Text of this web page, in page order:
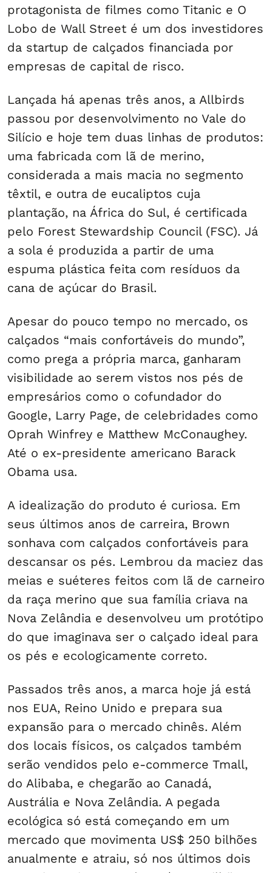
protagonista de filmes como Titanic e O
Lobo de Wall Street é um dos investidores
da startup de calçados financiada por
empresas de capital de risco.
Lançada há apenas três anos, a Allbirds
passou por desenvolvimento no Vale do
Silício e hoje tem duas linhas de produtos:
uma fabricada com lã de merino,
considerada a mais macia no segmento
têxtil, e outra de eucaliptos cuja
plantação, na África do Sul, é certificada
pelo Forest Stewardship Council (FSC). Já
a sola é produzida a partir de uma
espuma plástica feita com resíduos da
cana de açúcar do Brasil.
Apesar do pouco tempo no mercado, os
calçados “mais confortáveis do mundo”,
como prega a própria marca, ganharam
visibilidade ao serem vistos nos pés de
empresários como o cofundador do
Google, Larry Page, de celebridades como
Oprah Winfrey e Matthew McConaughey.
Até o ex-presidente americano Barack
Obama usa.
A idealização do produto é curiosa. Em
seus últimos anos de carreira, Brown
sonhava com calçados confortáveis para
descansar os pés. Lembrou da maciez das
meias e suéteres feitos com lã de carneiro
da raça merino que sua família criava na
Nova Zelândia e desenvolveu um protótipo
do que imaginava ser o calçado ideal para
os pés e ecologicamente correto.
Passados três anos, a marca hoje já está
nos EUA, Reino Unido e prepara sua
expansão para o mercado chinês. Além
dos locais físicos, os calçados também
serão vendidos pelo e-commerce Tmall,
do Alibaba, e chegarão ao Canadá,
Austrália e Nova Zelândia. A pegada
ecológica só está começando em um
mercado que movimenta US$ 250 bilhões
anualmente e atraiu, só nos últimos dois